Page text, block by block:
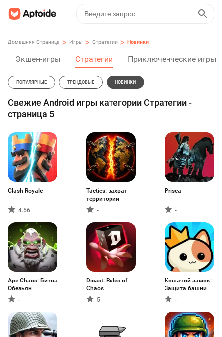
Домашняя Страница > Игры > Стратегии > Новинки
Экшен-игры Стратегии Приключенческие игры
ПОПУЛЯРНЫЕ ТРЕНДОВЫЕ НОВИНКИ
Свежие Android игры категории Стратегии -
страница 5
Clash Royale
4.56
Tactics: захват
территории
-
Prisca
-
Ape Chaos: Битва
Обезьян
-
Dicast: Rules of
Chaos
5
Кошачий замок:
Защита башни
-